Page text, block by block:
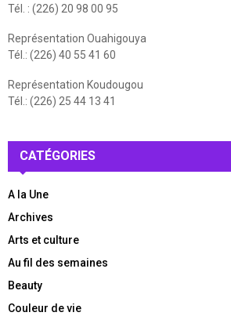
Tél. : (226) 20 98 00 95
Représentation Ouahigouya
Tél.: (226) 40 55 41 60
Représentation Koudougou
Tél.: (226) 25 44 13 41
CATÉGORIES
A la Une
Archives
Arts et culture
Au fil des semaines
Beauty
Couleur de vie